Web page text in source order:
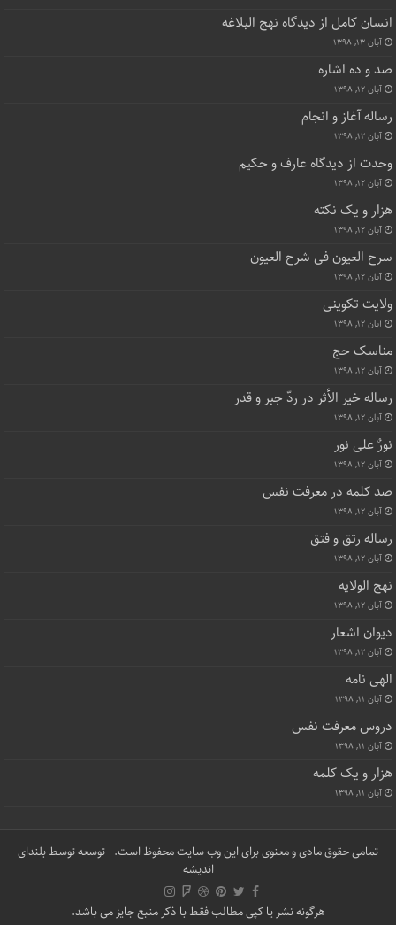
انسان کامل از دیدگاه نهج البلاغه
آبان ۱۳, ۱۳۹۸
صد و ده اشاره
آبان ۱۲, ۱۳۹۸
رساله آغاز و انجام
آبان ۱۲, ۱۳۹۸
وحدت از دیدگاه عارف و حکیم
آبان ۱۲, ۱۳۹۸
هزار و یک نکته
آبان ۱۲, ۱۳۹۸
سرح العیون فی شرح العیون
آبان ۱۲, ۱۳۹۸
ولایت تکوینی
آبان ۱۲, ۱۳۹۸
مناسک حج
آبان ۱۲, ۱۳۹۸
رساله خیر الأثر در ردّ جبر و قدر
آبان ۱۲, ۱۳۹۸
نورٌ علی نور
آبان ۱۲, ۱۳۹۸
صد کلمه در معرفت نفس
آبان ۱۲, ۱۳۹۸
رساله رتق و فتق
آبان ۱۲, ۱۳۹۸
نهج الولایه
آبان ۱۲, ۱۳۹۸
دیوان اشعار
آبان ۱۲, ۱۳۹۸
الهی نامه
آبان ۱۱, ۱۳۹۸
دروس معرفت نفس
آبان ۱۱, ۱۳۹۸
هزار و یک کلمه
آبان ۱۱, ۱۳۹۸
تمامی حقوق مادی و معنوی برای این وب سایت محفوظ است. - توسعه توسطبلندای
اندیشه
هرگونه نشر یا کپی مطالب فقط با ذکر منبع جایز می باشد.